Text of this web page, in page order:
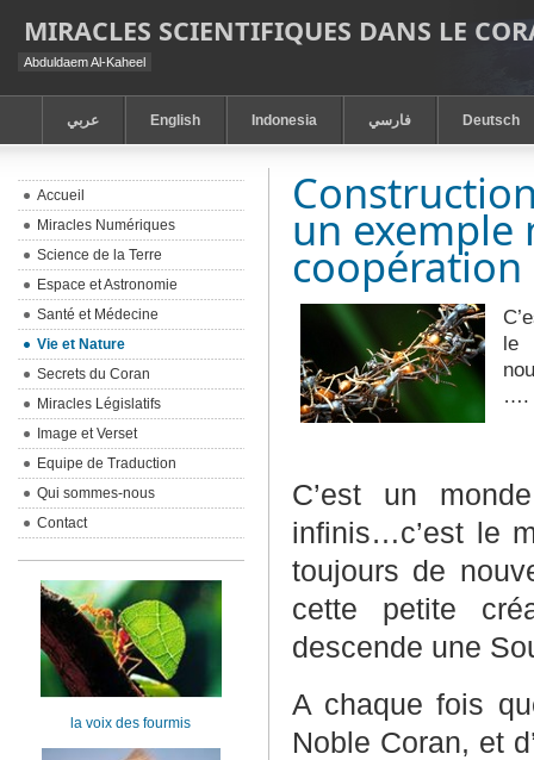
MIRACLES SCIENTIFIQUES DANS LE
Abduldaem Al-Kaheel
عربي English Indonesia فارسي Deutsch
un exemple
coopération
le
….
C’est un
infinis…c’est le
toujours de
cette petite
descende une
A chaque fois
Noble Coran, et
Accueil
Miracles Numériques
Science de la Terre
Espace et Astronomie
Santé et Médecine
Vie et Nature
Secrets du Coran
Miracles Législatifs
Image et Verset
Equipe de Traduction
Qui sommes-nous
Contact
la voix des fourmis